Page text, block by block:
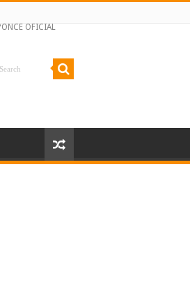
OFICIAL